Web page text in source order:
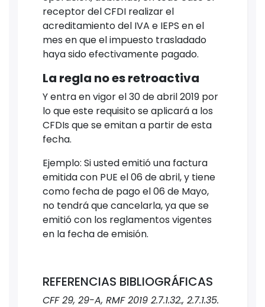
receptor del CFDI realizar el
acreditamiento del IVA e IEPS en el
mes en que el impuesto trasladado
haya sido efectivamente pagado.
La regla no es retroactiva
Y entra en vigor el 30 de abril 2019 por
lo que este requisito se aplicará a los
CFDIs que se emitan a partir de esta
fecha.
Ejemplo: Si usted emitió una factura
emitida con PUE el 06 de abril, y tiene
como fecha de pago el 06 de Mayo,
no tendrá que cancelarla, ya que se
emitió con los reglamentos vigentes
en la fecha de emisión.
REFERENCIAS BIBLIOGRÁFICAS
CFF 29, 29-A, RMF 2019 2.7.1.32., 2.7.1.35.